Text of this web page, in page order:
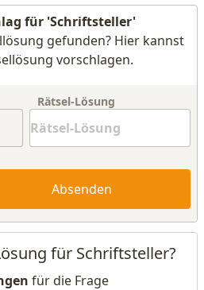
für 'Schriftsteller'
gefunden? Hier kannst
vorschlagen.
Rätsel-Lösung
Absenden
für Schriftsteller?
für die Frage